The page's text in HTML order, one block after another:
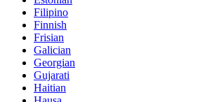
Filipino
Finnish
Frisian
Galician
Georgian
Gujarati
Haitian